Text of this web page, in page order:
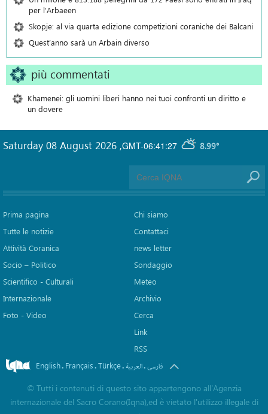
per l’Arbaeen
Skopje: al via quarta edizione competizioni coraniche dei Balcani
Quest’anno sarà un Arbain diverso
più commentati
Khamenei: gli uomini liberi hanno nei tuoi confronti un diritto e
un dovere
GMT-06:41:27 8.99°
Saturday 08 August 2026 ,
Prima pagina
Tutte le notizie
Attività Coranica
Socio – Politico
Scientifico - Culturali
Internazionale
Foto - Video
Chi siamo
Contattaci
news letter
Sondaggio
Meteo
Archivio
Cerca
Link
RSS
English. Français.Türkçe. العربیة.فارسی
© Tutti i contenuti di questo sito appartengono all'Agenzia
internazionale del Sacro Corano(Iqna),ed è vietato l'utilizzo illegale di